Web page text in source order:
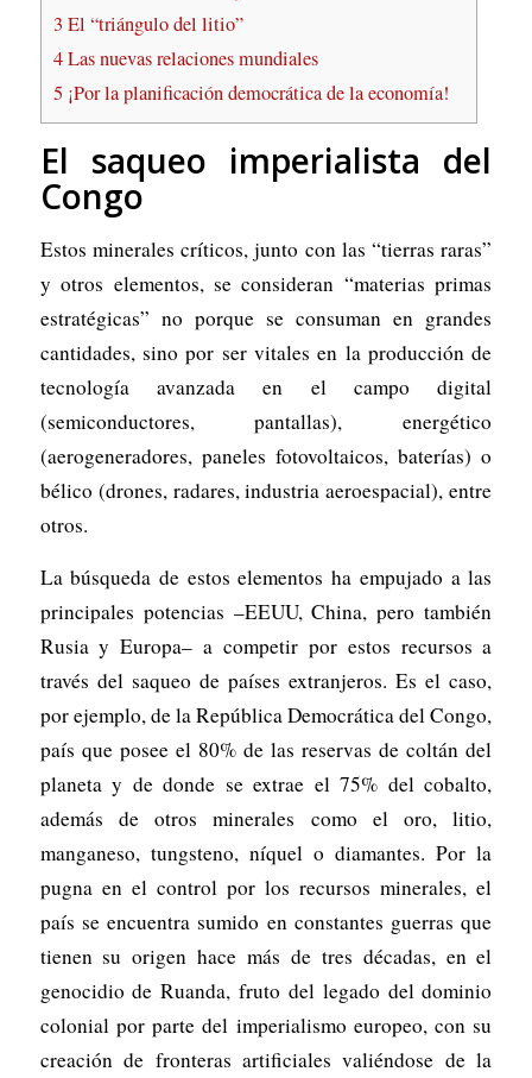
3 El “triángulo del litio”
4Las nuevas relaciones mundiales
5 ¡Por la planificación democrática de la economía!
El saqueo imperialista del
Congo
Estos minerales críticos, junto con las “tierras raras”
y otros elementos, se consideran “materias primas
estratégicas” no porque se consuman en grandes
cantidades, sino por ser vitales en la producción de
tecnología avanzada en el campo digital
(semiconductores, pantallas), energético
(aerogeneradores, paneles fotovoltaicos, baterías) o
bélico (drones, radares, industria aeroespacial), entre
otros.
La búsqueda de estos elementos ha empujado a las
principales potencias –EEUU, China, pero también
Rusia y Europa– a competir por estos recursos a
través del saqueo de países extranjeros. Es el caso,
por ejemplo, de la República Democrática del Congo,
país que posee el 80% de las reservas de coltán del
planeta y de donde se extrae el 75% del cobalto,
además de otros minerales como el oro, litio,
manganeso, tungsteno, níquel o diamantes. Por la
pugna en el control por los recursos minerales, el
país se encuentra sumido en constantes guerras que
tienen su origen hace más de tres décadas, en el
genocidio de Ruanda, fruto del legado del dominio
colonial por parte del imperialismo europeo, con su
creación de fronteras artificiales valiéndose de la